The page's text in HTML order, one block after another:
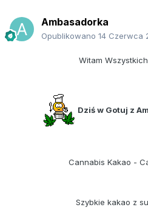
Ambasadorka
Opublikowano 14 Czerwca
Witam
Dziś w Gotuj z
Cannabis Kakao -
Szybkie kakao z